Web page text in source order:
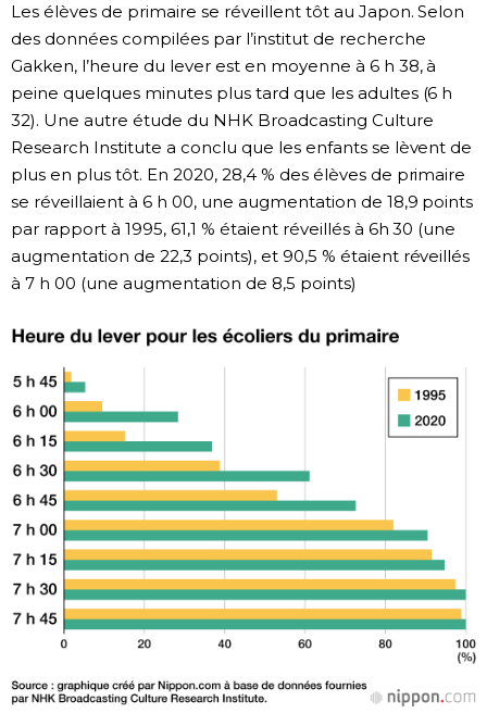
Images
Vidéos
Tokyo
Les élèves de primaire se réveillent tôt au Japon. Selon
des données compilées par l’institut de recherche
Gakken, l’heure du lever est en moyenne à 6 h 38, à
peine quelques minutes plus tard que les adultes (6 h
32). Une autre étude du NHK Broadcasting Culture
Research Institute a conclu que les enfants se lèvent de
plus en plus tôt. En 2020, 28,4 % des élèves de primaire
se réveillaient à 6 h 00, une augmentation de 18,9 points
par rapport à 1995, 61,1 % étaient réveillés à 6h 30 (une
augmentation de 22,3 points), et 90,5 % étaient réveillés
à 7 h 00 (une augmentation de 8,5 points)